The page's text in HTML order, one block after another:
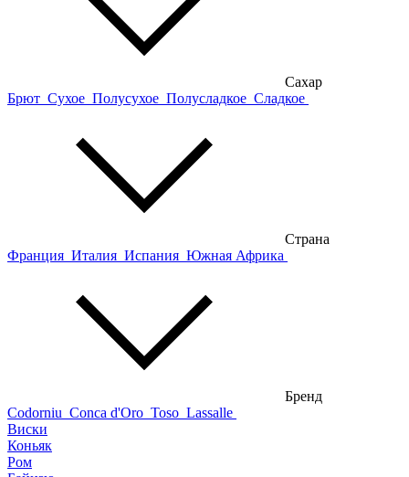
Сахар
Брют Сухое Полусухое Полусладкое Сладкое
Страна
Франция Италия Испания Южная Африка
Бренд
Codorniu Conca d'Oro Toso Lassalle
Виски
Коньяк
Ром